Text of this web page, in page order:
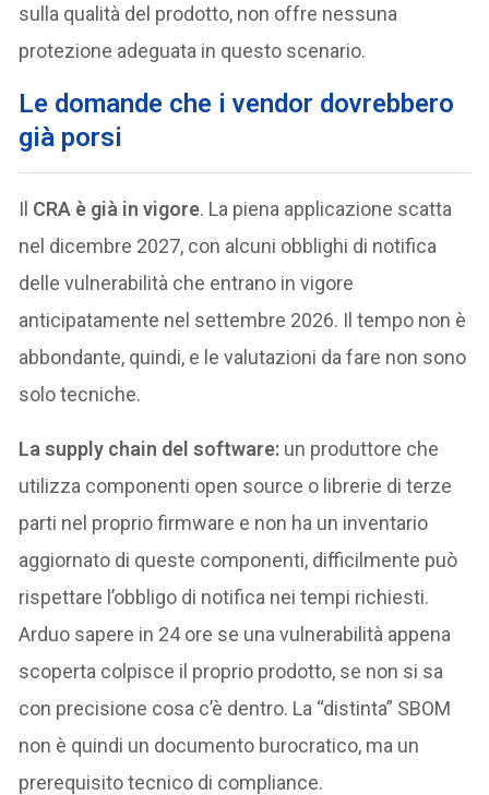
sulla qualità del prodotto, non offre nessuna
protezione adeguata in questo scenario.
Le domande che i vendor dovrebbero
già porsi
Il CRA è già in vigore. La piena applicazione scatta
nel dicembre 2027, con alcuni obblighi di notifica
delle vulnerabilità che entrano in vigore
anticipatamente nel settembre 2026. Il tempo non è
abbondante, quindi, e le valutazioni da fare non sono
solo tecniche.
La supply chain del software: un produttore che
utilizza componenti open source o librerie di terze
parti nel proprio firmware e non ha un inventario
aggiornato di queste componenti, difficilmente può
rispettare l’obbligo di notifica nei tempi richiesti.
Arduo sapere in 24 ore se una vulnerabilità appena
scoperta colpisce il proprio prodotto, se non si sa
con precisione cosa c’è dentro. La “distinta” SBOM
non è quindi un documento burocratico, ma un
prerequisito tecnico di compliance.